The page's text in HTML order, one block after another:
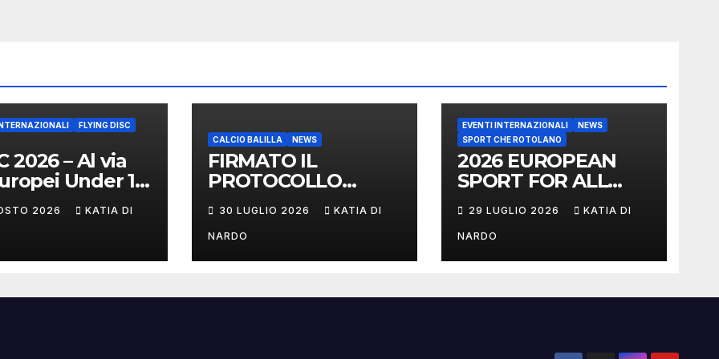
FLYING DISC
2026 – Al via
Under 17
2026 KATIA DI
CALCIO BALILLA NEWS
FIRMATO IL
PROTOCOLLO
D’INTESA TRA
FIGeST E LEGA
NAZIONALE
DILETTANTI
30 LUGLIO 2026 KATIA DI
NARDO
EVENTI INTERNAZIONALI
NEWS
SPORT CHE ROTOLANO
2026 EUROPEAN
SPORT FOR ALL
GAMES
29 LUGLIO 2026 KATIA DI
NARDO